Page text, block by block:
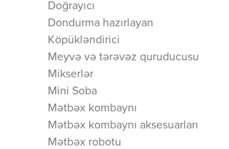
Doğrayıcı
Dondurma hazırlayan
Köpükləndirici
Meyvə və tərəvəz quruducusu
Mikserlər
Mini Soba
Mətbəx kombaynı
Mətbəx kombaynı aksesuarları
Mətbəx robotu